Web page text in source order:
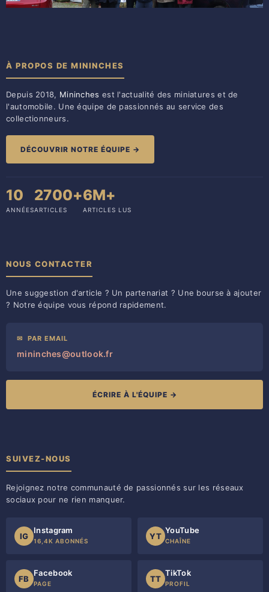
À PROPOS DE MININCHES
Depuis 2018, Mininches est l'actualité des miniatures et de
l'automobile. Une équipe de passionnés au service des
collectionneurs.
DÉCOUVRIR NOTRE ÉQUIPE →
10
ANNÉES
2700+
ARTICLES
6M+
ARTICLES LUS
NOUS CONTACTER
Une suggestion d'article ? Un partenariat ? Une bourse à ajouter
? Notre équipe vous répond rapidement.
✉ PAR EMAIL
mininches@outlook.fr
ÉCRIRE À L'ÉQUIPE →
SUIVEZ-NOUS
Rejoignez notre communauté de passionnés sur les réseaux
sociaux pour ne rien manquer.
IG
Instagram
16,4K ABONNÉS
YT
YouTube
CHAÎNE
FB
Facebook
PAGE
TT
TikTok
PROFIL